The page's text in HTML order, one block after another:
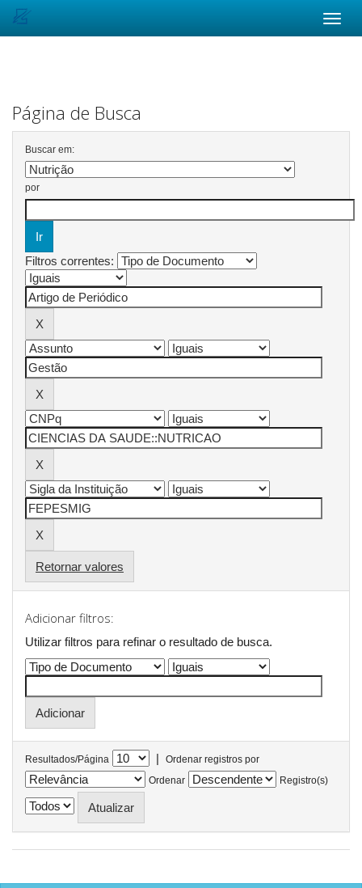
Página de Busca
Buscar em:
por
Filtros correntes:
Retornar valores
Adicionar filtros:
Utilizar filtros para refinar o resultado de busca.
Resultados/Página |
Ordenar registros por
Ordenar
Registro(s)